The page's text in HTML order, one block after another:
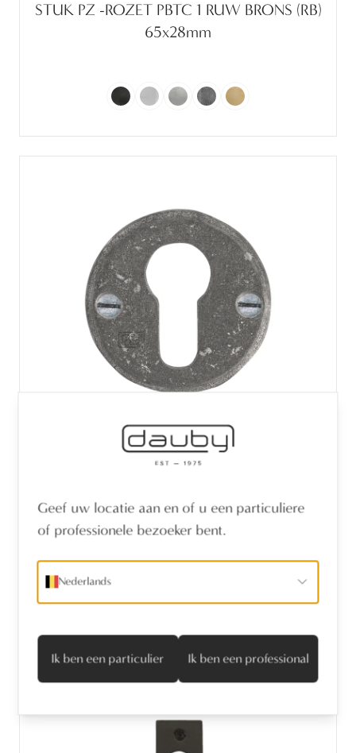
STUK PZ -ROZET PBTC 1 RUW BRONS (RB)
65x28mm
50mm
Geef uw locatie aan en of u een particuliere
of professionele bezoeker bent.
Nederlands
Ik ben een particulier Ik ben een professional